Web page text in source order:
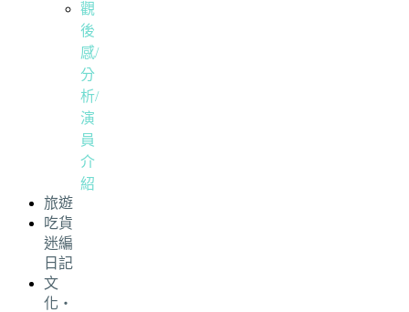
觀
後
感/
分
析/
演
員
介
紹
旅遊
吃貨
迷編
日記
文
化・